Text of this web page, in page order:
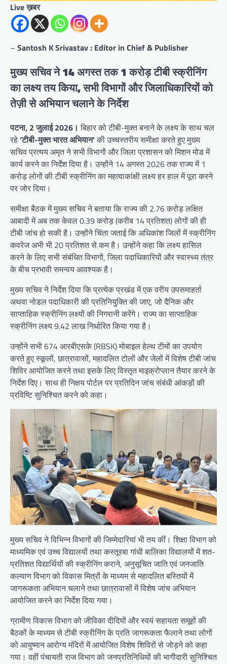
Live ख़बर
– Santosh K Srivastav : Editor in Chief & Publisher
मुख्य सचिव ने 14 अगस्त तक 1 करोड़ टीबी स्क्रीनिंग
का लक्ष्य तय किया, सभी विभागों और जिलाधिकारियों को
तेज़ी से अभियान चलाने के निर्देश
पटना, 2 जुलाई 2026। बिहार को टीबी-मुक्त बनाने के लक्ष्य के साथ चल
रहे‘टीबी-मुक्त भारत अभियान’की उच्चस्तरीय समीक्षा करते हुए मुख्य
सचिव प्रत्यय अमृत ने सभी विभागों और जिला प्रशासन को मिशन मोड में
कार्य करने का निर्देश दिया है। उन्होंने 14 अगस्त 2026 तक राज्य में 1
करोड़ लोगों की टीबी स्क्रीनिंग का महत्वाकांक्षी लक्ष्य हर हाल में पूरा करने
पर जोर दिया।
समीक्षा बैठक में मुख्य सचिव ने बताया कि राज्य की 2.76 करोड़ लक्षित
आबादी में अब तक केवल 0.39 करोड़ (करीब 14 प्रतिशत) लोगों की ही
टीबी जांच हो सकी है। उन्होंने चिंता जताई कि अधिकांश जिलों में स्क्रीनिंग
कवरेज अभी भी 20 प्रतिशत से कम है। उन्होंने कहा कि लक्ष्य हासिल
करने के लिए सभी संबंधित विभागों, जिला पदाधिकारियों और स्वास्थ्य तंत्र
के बीच प्रभावी समन्वय आवश्यक है।
मुख्य सचिव ने निर्देश दिया कि प्रत्येक प्रखंड में एक वरीय उपसमाहर्ता
अथवा नोडल पदाधिकारी की प्रतिनियुक्ति की जाए, जो दैनिक और
साप्ताहिक स्क्रीनिंग लक्ष्यों की निगरानी करेंगे। राज्य का साप्ताहिक
स्क्रीनिंग लक्ष्य 9.42 लाख निर्धारित किया गया है।
उन्होंने सभी 674 आरबीएसके (RBSK) मोबाइल हेल्थ टीमों का उपयोग
करते हुए स्कूलों, छात्रावासों, महादलित टोलों और जेलों में विशेष टीबी जांच
शिविर आयोजित करने तथा इसके लिए विस्तृत माइक्रोप्लान तैयार करने के
निर्देश दिए। साथ ही निक्षय पोर्टल पर प्रतिदिन जांच संबंधी आंकड़ों की
प्रविष्टि सुनिश्चित करने को कहा।
मुख्य सचिव ने विभिन्न विभागों की जिम्मेदारियां भी तय कीं। शिक्षा विभाग को
माध्यमिक एवं उच्च विद्यालयों तथा कस्तूरबा गांधी बालिका विद्यालयों में शत-
प्रतिशत विद्यार्थियों की स्क्रीनिंग कराने, अनुसूचित जाति एवं जनजाति
कल्याण विभाग को विकास मित्रों के माध्यम से महादलित बस्तियों में
जागरूकता अभियान चलाने तथा छात्रावासों में विशेष जांच अभियान
आयोजित करने का निर्देश दिया गया।
ग्रामीण विकास विभाग को जीविका दीदियों और स्वयं सहायता समूहों की
बैठकों के माध्यम से टीबी स्क्रीनिंग के प्रति जागरूकता फैलाने तथा लोगों
को आयुष्मान आरोग्य मंदिरों में आयोजित विशेष शिविरों से जोड़ने को कहा
गया। वहीं पंचायती राज विभाग को जनप्रतिनिधियों की भागीदारी सुनिश्चित